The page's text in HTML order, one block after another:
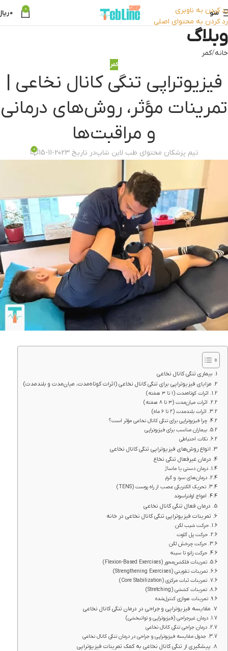
رد کردن به ناوبری
رد کردن به محتوای اصلی
منو 0
0
وبلاگ
خانه کمر
کمر
فیزیوتراپی تنگی کانال نخاعی |
تمرینات مؤثر، روش‌های درمانی
و مراقبت‌ها
تیم پزشکان محتوای طب لاین شاپدر تاریخ 2023-11-15 0
بیماری تنگی کانال نخاعی
مزایای فیزیوتراپی برای تنگی کانال نخاعی (اثرات کوتاه‌مدت، میان‌مدت و بلندمدت)
اثرات کوتاه‌مدت (۱ تا ۳ هفته)
اثرات میان‌مدت (۳ تا ۸ هفته)
اثرات بلندمدت (۲ تا ۶ ماه)
چرا فیزیوتراپی برای تنگی کانال نخاعی مؤثر است؟
بیماران مناسب برای فیزیوتراپی
نکات احتیاطی
انواع روش‌های فیزیوتراپی تنگی کانال نخاعی
درمان غیرفعال تنگی نخاع
درمان دستی یا ماساژ
درمان‌های سرد و گرم
تحریک الکتریکی عصب از راه پوست (TENS)
امواج اولتراسوند
درمان فعال تنگی کانال نخاعی
تمرینات فیزیوتراپی تنگی کانال نخاعی در خانه
حرکت شیب لگن
حرکت پل گلوت
حرکت چرخش لگن
حرکت زانو تا سینه
تمرینات فلکشن‌محور (Flexion-Based Exercises)
تمرینات تقویتی (Strengthening Exercises)
تمرینات ثبات مرکزی (Core Stabilization)
تمرینات کششی (Stretching)
تمرینات هوازی کنترل‌شده
مقایسه فیزیوتراپی و جراحی در درمان تنگی کانال نخاعی
درمان غیرجراحی (فیزیوتراپی و توانبخشی)
درمان جراحی تنگی کانال نخاعی
جدول مقایسه فیزیوتراپی و جراحی در درمان تنگی کانال نخاعی
پیشگیری از تنگی کانال نخاعی به کمک تمرینات فیزیوتراپی